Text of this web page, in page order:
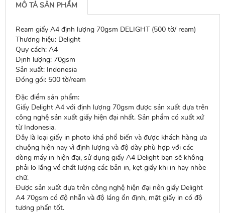
MÔ TẢ SẢN PHẨM
Ream giấy A4 định lượng 70gsm DELIGHT (500 tờ/ ream)
Thương hiệu: Delight
Quy cách: A4
Định lượng: 70gsm
Sản xuất: Indonesia
Đóng gói: 500 tờ/ream
Đặc điểm sản phẩm:
Giấy Delight A4 với định lượng 70gsm được sản xuất dựa trên
công nghệ sản xuất giấy hiện đại nhất. Sản phẩm có xuất xứ
từ Indonesia.
Đây là loại giấy in photo khá phổ biến và được khách hàng ưa
chuộng hiện nay vì định lượng và độ dày phù hợp với các
dòng máy in hiện đại, sử dụng giấy A4 Delight bạn sẽ không
phải lo lắng về chất lượng các bản in, kẹt giấy khi in hay nhòe
chữ.
Được sản xuất dựa trên công nghệ hiện đại nên giấy Delight
A4 70gsm có độ nhẵn và độ láng ổn định, mặt giấy in có độ
tương phẩn tốt.